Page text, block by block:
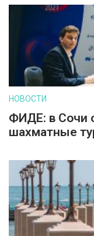
НОВОСТИ
ФИДЕ: в Сочи
шахматные